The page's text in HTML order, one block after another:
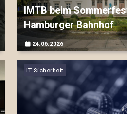
IMTB beim
Hamburger Bahnhof
24.06.2026
IT-Sicherheit